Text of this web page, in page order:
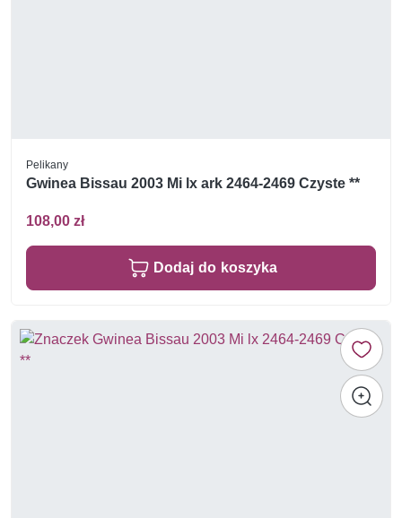
Pelikany
Gwinea Bissau 2003 Mi lx ark 2464-2469 Czyste **
108,00 zł
Dodaj do koszyka